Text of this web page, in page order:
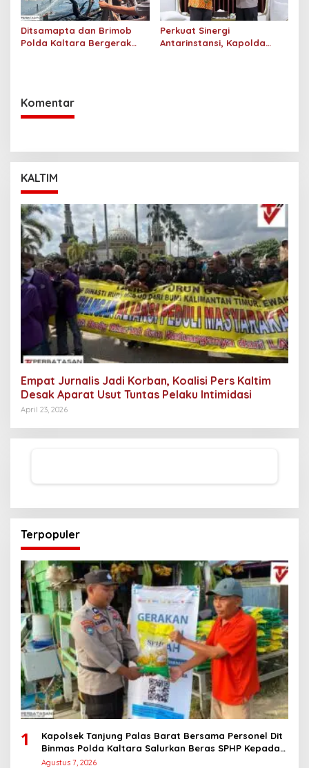
Ditsamapta dan Brimob
Polda Kaltara Bergerak
Perkuat Sinergi
Antarinstansi, Kapolda
Komentar
KALTIM
Empat Jurnalis Jadi Korban, Koalisi Pers Kaltim
Desak Aparat Usut Tuntas Pelaku Intimidasi
April 23, 2026
Terpopuler
1
Kapolsek Tanjung Palas Barat Bersama Personel Dit
Binmas Polda Kaltara Salurkan Beras SPHP Kepada
Masyarakat
Agustus 7, 2026